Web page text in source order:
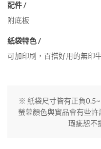
配件 /
附底板
紙袋特色 /
可加印刷，百搭好用的無印
※ 紙袋尺寸皆有正負
螢幕顏色與實品會有些
瑕疵恕不